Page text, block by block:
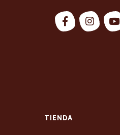
TIENDA